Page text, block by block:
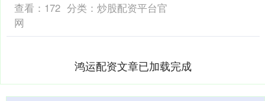
查看： 172 分类： 炒股配资平台官
网
鸿运配资文章已加载完成